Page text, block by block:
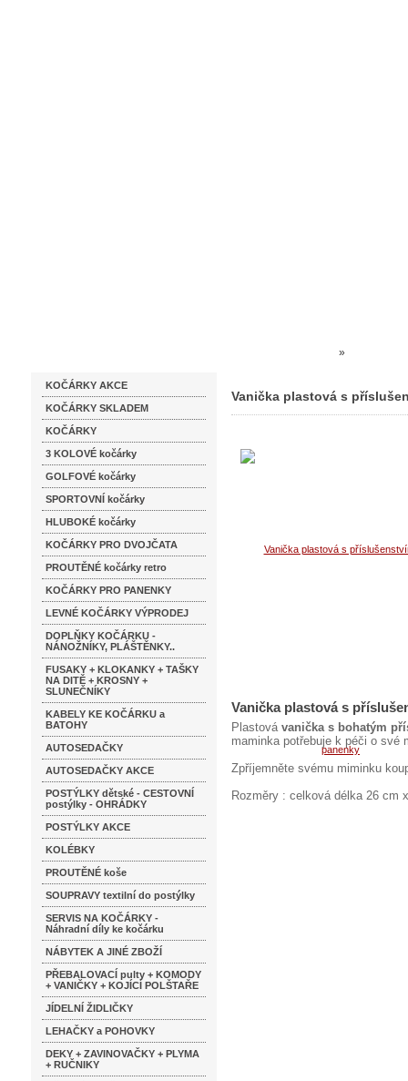
KOČÁRKY AKCE
KOČÁRKY SKLADEM
KOČÁRKY
3 KOLOVÉ kočárky
GOLFOVÉ kočárky
SPORTOVNÍ kočárky
HLUBOKÉ kočárky
KOČÁRKY PRO DVOJČATA
PROUTĚNÉ kočárky retro
KOČÁRKY PRO PANENKY
LEVNÉ KOČÁRKY VÝPRODEJ
DOPLŇKY KOČÁRKU -
NÁNOŽNÍKY, PLÁŠTĚNKY..
FUSAKY + KLOKANKY + TAŠKY
NA DITĚ + KROSNY +
SLUNEČNÍKY
KABELY KE KOČÁRKU a
BATOHY
AUTOSEDAČKY
AUTOSEDAČKY AKCE
POSTÝLKY dětské - CESTOVNÍ
postýlky - OHRÁDKY
POSTÝLKY AKCE
KOLÉBKY
PROUTĚNÉ koše
SOUPRAVY textilní do postýlky
SERVIS NA KOČÁRKY -
Náhradní díly ke kočárku
NÁBYTEK A JINÉ ZBOŽÍ
PŘEBALOVACÍ pulty + KOMODY
+ VANIČKY + KOJÍCÍ POLŠTAŘE
JÍDELNÍ ŽIDLIČKY
LEHAČKY a POHOVKY
DEKY + ZAVINOVAČKY + PLYMA
+ RUČNIKY
»
Vanička plastová s
Vanička plastová s
Vanička plastová s
Plastová vanička s bohatým
maminka potřebuje k péči o své
Zpříjemněte svému miminku
Rozměry : celková délka 26 cm